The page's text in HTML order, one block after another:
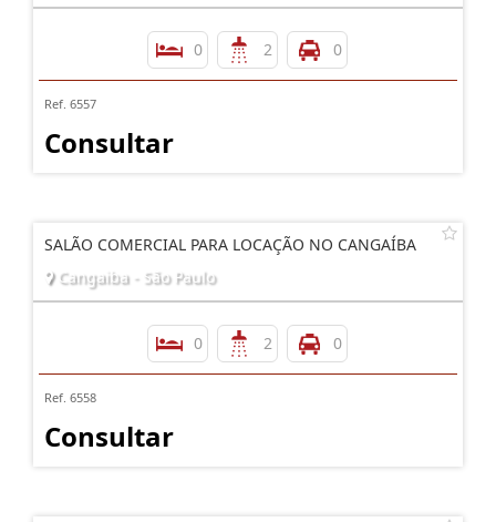
0 2 0
Ref. 6557
Consultar
SALÃO COMERCIAL PARA LOCAÇÃO NO CANGAÍBA
Cangaiba - São Paulo
0 2 0
Ref. 6558
Consultar